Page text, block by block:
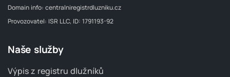
Domain info: centralniregistrdluzniku.cz
Provozovatel: ISR LLC, ID: 1791193-92
Naše služby
Výpis z registru dlužníků